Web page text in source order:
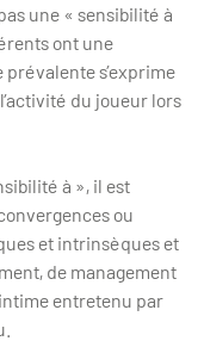
une « sensibilité à
ont une
s’exprime
du joueur lors
à », il est
ou
et intrinsèques et
de management
entretenu par